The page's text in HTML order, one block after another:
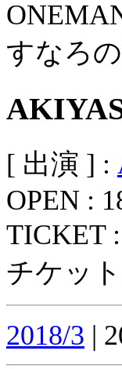
[ 出演 ] :
OPEN :
TICKET
チケッ
2018/3 |